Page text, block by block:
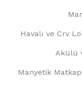
Havalı ve Crv
Akülü
Manyetik